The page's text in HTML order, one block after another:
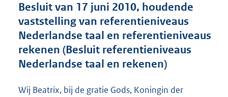
d
s
g
o
o
t
Besluit van 17 juni 2010, houdende
vaststelling van referentieniveaus
Nederlandse taal en referentieniveaus
rekenen (Besluit referentieniveaus
Nederlandse taal en rekenen)
Wij Beatrix, bij de gratie Gods, Koningin der